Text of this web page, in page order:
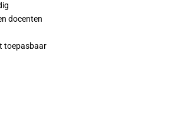
docenten
toepasbaar